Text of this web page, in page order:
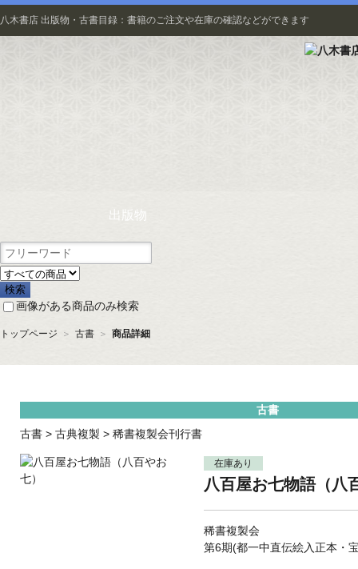
八木書店 出版物・古書目録：書籍のご注文や在庫の確認などができます
出版物
画像がある商品のみ検索
トップページ ＞ 古書 ＞ 商品詳細
古書
古書 > 古典複製 > 稀書複製会刊行書
在庫あり
八百屋お七物語（八
稀書複製会
第6期(都一中直伝絵入正本・